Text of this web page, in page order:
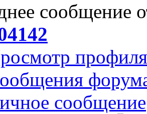
сообщение
профиля
сообщение